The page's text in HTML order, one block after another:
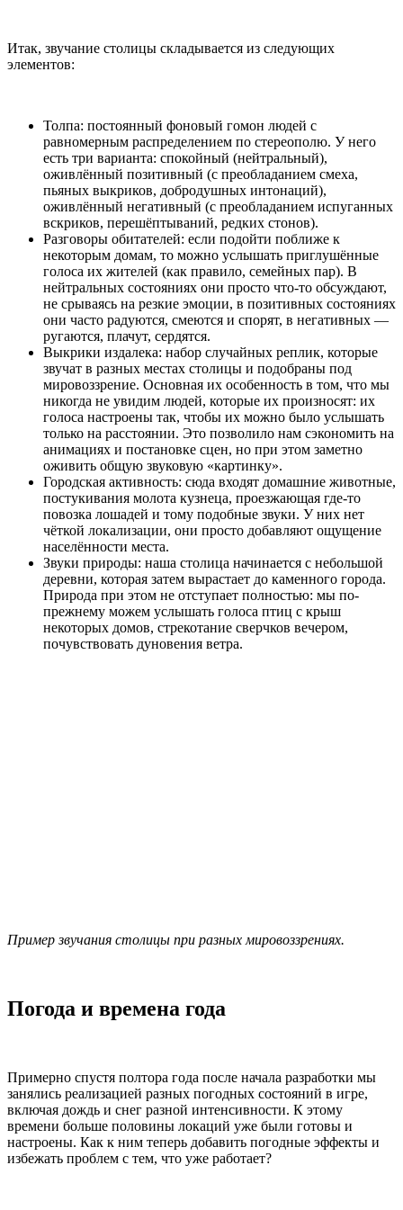
Итак, звучание столицы складывается из следующих
элементов:
Толпа: постоянный фоновый гомон людей с
равномерным распределением по стереополю. У него
есть три варианта: спокойный (нейтральный),
оживлённый позитивный (с преобладанием смеха,
пьяных выкриков, добродушных интонаций),
оживлённый негативный (с преобладанием испуганных
вскриков, перешёптываний, редких стонов).
Разговоры обитателей: если подойти поближе к
некоторым домам, то можно услышать приглушённые
голоса их жителей (как правило, семейных пар). В
нейтральных состояниях они просто что-то обсуждают,
не срываясь на резкие эмоции, в позитивных состояниях
они часто радуются, смеются и спорят, в негативных —
ругаются, плачут, сердятся.
Выкрики издалека: набор случайных реплик, которые
звучат в разных местах столицы и подобраны под
мировоззрение. Основная их особенность в том, что мы
никогда не увидим людей, которые их произносят: их
голоса настроены так, чтобы их можно было услышать
только на расстоянии. Это позволило нам сэкономить на
анимациях и постановке сцен, но при этом заметно
оживить общую звуковую «картинку».
Городская активность: сюда входят домашние животные,
постукивания молота кузнеца, проезжающая где-то
повозка лошадей и тому подобные звуки. У них нет
чёткой локализации, они просто добавляют ощущение
населённости места.
Звуки природы: наша столица начинается с небольшой
деревни, которая затем вырастает до каменного города.
Природа при этом не отступает полностью: мы по-
прежнему можем услышать голоса птиц с крыш
некоторых домов, стрекотание сверчков вечером,
почувствовать дуновения ветра.
Пример звучания столицы при разных мировоззрениях.
Погода и времена года
Примерно спустя полтора года после начала разработки мы
занялись реализацией разных погодных состояний в игре,
включая дождь и снег разной интенсивности. К этому
времени больше половины локаций уже были готовы и
настроены. Как к ним теперь добавить погодные эффекты и
избежать проблем с тем, что уже работает?